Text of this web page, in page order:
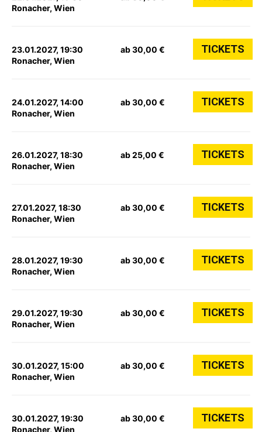
Ronacher, Wien
23.01.2027, 19:30
Ronacher, Wien
ab 30,00 € TICKETS
24.01.2027, 14:00
Ronacher, Wien
ab 30,00 € TICKETS
26.01.2027, 18:30
Ronacher, Wien
ab 25,00 € TICKETS
27.01.2027, 18:30
Ronacher, Wien
ab 30,00 € TICKETS
28.01.2027, 19:30
Ronacher, Wien
ab 30,00 € TICKETS
29.01.2027, 19:30
Ronacher, Wien
ab 30,00 € TICKETS
30.01.2027, 15:00
Ronacher, Wien
ab 30,00 € TICKETS
30.01.2027, 19:30
Ronacher, Wien
ab 30,00 € TICKETS